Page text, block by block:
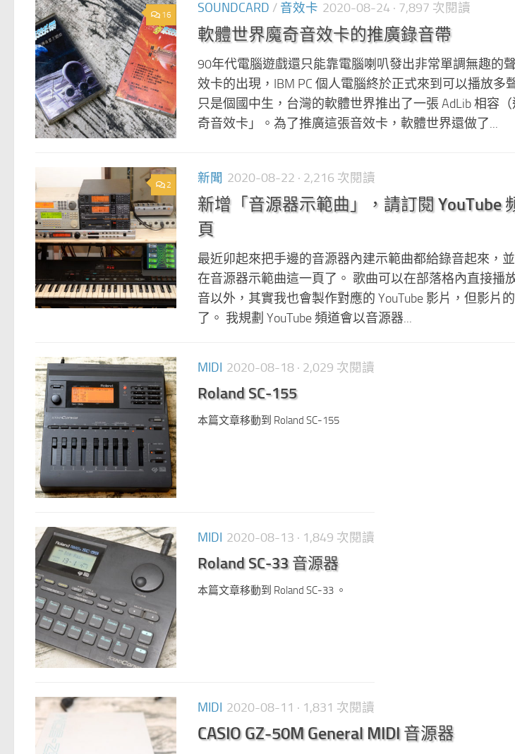
16 SOUNDCARD / 音效卡 2020-08-24 · 7,897 次閱讀
軟體世界魔奇音效卡的推廣錄音帶
90年代電腦遊戲還只能靠電腦喇叭發出非常單調無趣的
效卡的出現，IBM PC 個人電腦終於正式來到可以播放多
只是個國中生，台灣的軟體世界推出了一張 AdLib 相容
奇音效卡」。為了推廣這張音效卡，軟體世界還做了...
2 新聞 2020-08-22 · 2,216 次閱讀
新增「音源器示範曲」，請訂閱 YouTube
頁
最近卯起來把手邊的音源器內建示範曲都給錄音起來，
在音源器示範曲這一頁了。 歌曲可以在部落格內直接播
音以外，其實我也會製作對應的 YouTube 影片，但影片
了。 我規劃 YouTube 頻道會以音源器...
MIDI 2020-08-18 · 2,029 次閱讀
Roland SC-155
本篇文章移動到 Roland SC-155
MIDI 2020-08-13 · 1,849 次閱讀
Roland SC-33 音源器
本篇文章移動到 Roland SC-33 。
MIDI 2020-08-11 · 1,831 次閱讀
CASIO GZ-50M General MIDI 音源器